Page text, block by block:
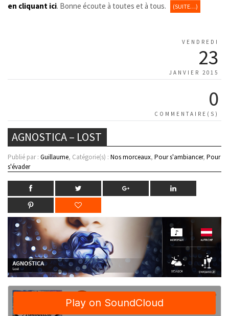
en cliquant ici. Bonne écoute à toutes et à tous. (SUITE…)
VENDREDI
23
JANVIER 2015
0
COMMENTAIRE(S)
AGNOSTICA – LOST
Publié par : Guillaume, Catégorie(s) : Nos morceaux, Pour s'ambiancer, Pour
s'évader